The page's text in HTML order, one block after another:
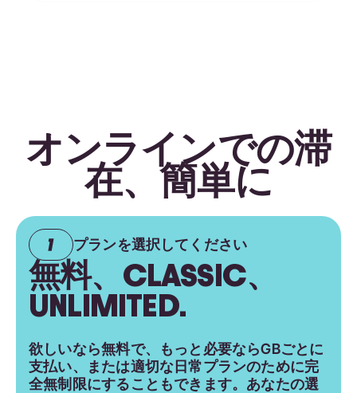
オンラインでの滞
在、簡単に
プランを選択してください
無料、CLASSIC、
UNLIMITED.
欲しいなら無料で、もっと必要ならGBごとに
支払い、または適切な日常プランのために完
全無制限にすることもできます。あなたの選